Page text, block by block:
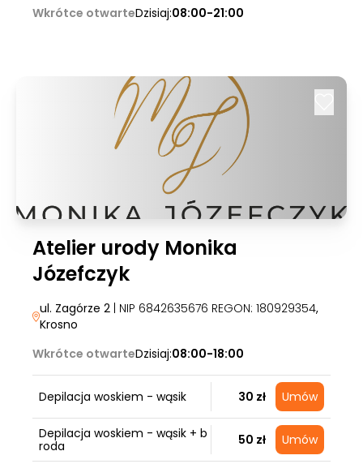
Wkrótce otwarteDzisiaj:08:00-21:00
Atelier urody Monika
Józefczyk
ul. Zagórze 2 | NIP 6842635676 REGON: 180929354,
Krosno
Wkrótce otwarteDzisiaj:08:00-18:00
Depilacja woskiem - wąsik 30 zł Umów
Depilacja woskiem - wąsik + b
roda
50 zł Umów